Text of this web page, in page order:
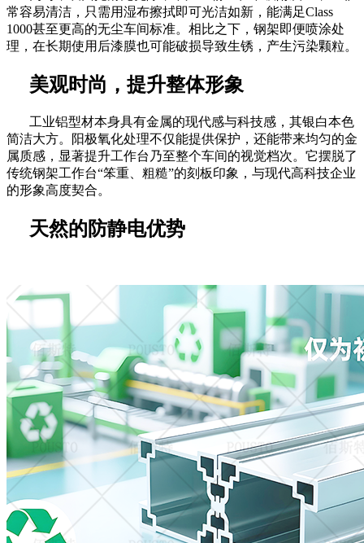
常容易清洁，只需用湿布擦拭即可光洁如新，能满足Class
1000甚至更高的无尘车间标准。相比之下，钢架即便喷涂处
理，在长期使用后漆膜也可能破损导致生锈，产生污染颗粒。
美观时尚，提升整体形象
工业铝型材本身具有金属的现代感与科技感，其银白本色
简洁大方。阳极氧化处理不仅能提供保护，还能带来均匀的金
属质感，显著提升工作台乃至整个车间的视觉档次。它摆脱了
传统钢架工作台“笨重、粗糙”的刻板印象，与现代高科技企业
的形象高度契合。
天然的防静电优势